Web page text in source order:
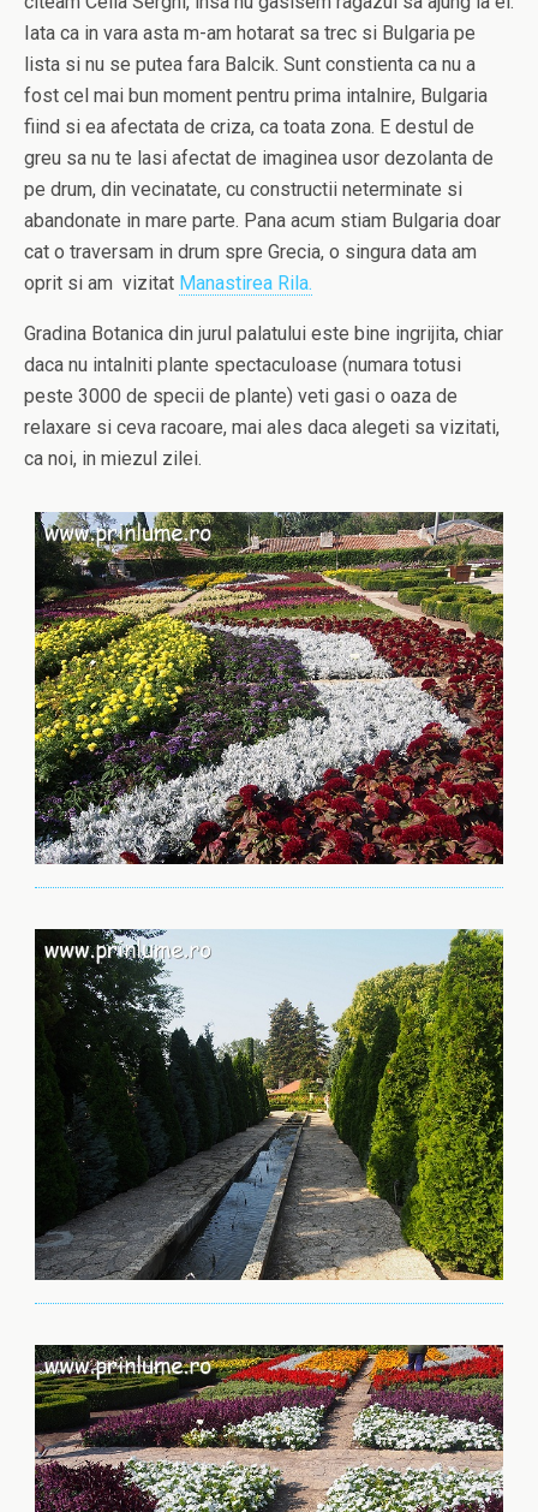
Iata ca in vara asta m-am hotarat sa trec si Bulgaria pe
lista si nu se putea fara Balcik. Sunt constienta ca nu a
fost cel mai bun moment pentru prima intalnire, Bulgaria
fiind si ea afectata de criza, ca toata zona. E destul de
greu sa nu te lasi afectat de imaginea usor dezolanta de
pe drum, din vecinatate, cu constructii neterminate si
abandonate in mare parte. Pana acum stiam Bulgaria doar
cat o traversam in drum spre Grecia, o singura data am
oprit si am vizitat Manastirea Rila.
Gradina Botanica din jurul palatului este bine ingrijita, chiar
daca nu intalniti plante spectaculoase (numara totusi
peste 3000 de specii de plante) veti gasi o oaza de
relaxare si ceva racoare, mai ales daca alegeti sa vizitati,
ca noi, in miezul zilei.